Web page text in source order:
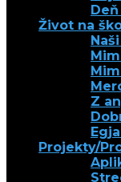
Život na
Z
Projekty/